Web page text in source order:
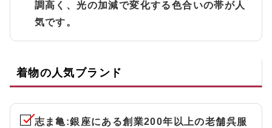
調高く、光の加減で変化する色合いの帯が人
気です。
着物の人気ブランド
志ま亀:銀座にある創業200年以上の老舗呉服